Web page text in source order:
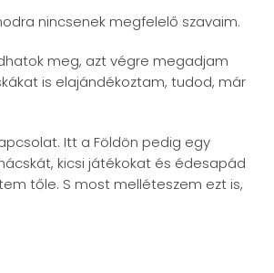
nincsenek megfelelő szavaim.
meg, azt végre megadjam
is elajándékoztam, tudod, már
Itt a Földön pedig egy
kicsi játékokat és édesapád
tőle. S most melléteszem ezt is,